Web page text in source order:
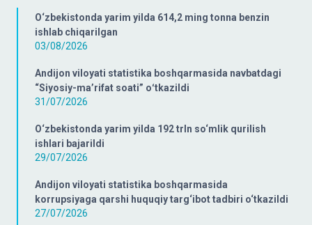
O‘zbekistonda yarim yilda 614,2 ming tonna benzin
ishlab chiqarilgan
03/08/2026
Andijon viloyati statistika boshqarmasida navbatdagi
“Siyosiy-ma’rifat soati” oʻtkazildi
31/07/2026
O‘zbekistonda yarim yilda 192 trln so‘mlik qurilish
ishlari bajarildi
29/07/2026
Andijon viloyati statistika boshqarmasida
korrupsiyaga qarshi huquqiy targ‘ibot tadbiri o‘tkazildi
27/07/2026